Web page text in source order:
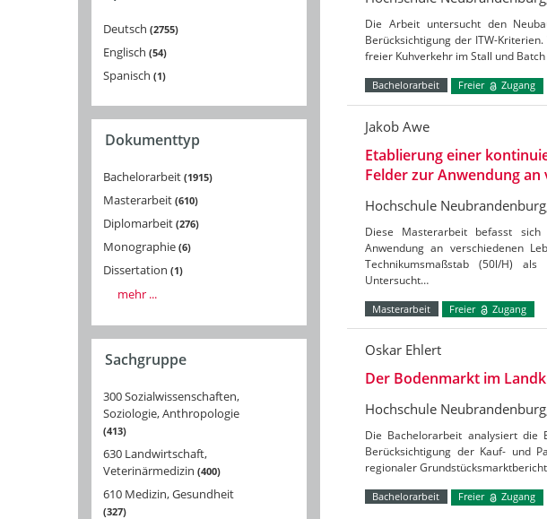
Deutsch 2755
Englisch 54
Spanisch 1
Dokumenttyp
Bachelorarbeit 1915
Masterarbeit 610
Diplomarbeit 276
Monographie 6
Dissertation 1
mehr ...
Sachgruppe
300 Sozialwissenschaften,
Soziologie, Anthropologie
413
630 Landwirtschaft,
Veterinärmedizin 400
610 Medizin, Gesundheit
327
Die Arbeit untersucht den
Berücksichtigung der ITW-
freier Kuhverkehr im Stall und
Bachelorarbeit Freier Zugang
Jakob Awe
Etablierung einer
Felder zur Anwendung
Hochschule
Diese Masterarbeit befasst sich
Anwendung an verschiedenen
Technikumsmaßstab (50l/H)
Untersucht…
Masterarbeit Freier Zugang
Oskar Ehlert
Der Bodenmarkt im
Hochschule
Die Bachelorarbeit analysiert die
Berücksichtigung der Kauf- und
regionaler
Bachelorarbeit Freier Zugang